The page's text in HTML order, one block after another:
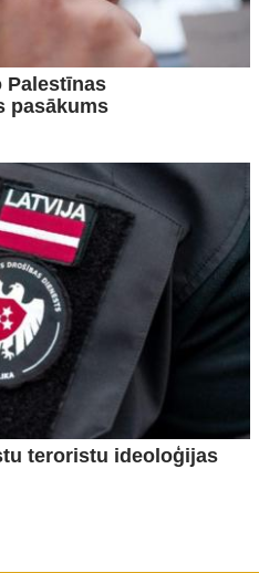
Palestīnas
pasākums
teroristu ideoloģijas